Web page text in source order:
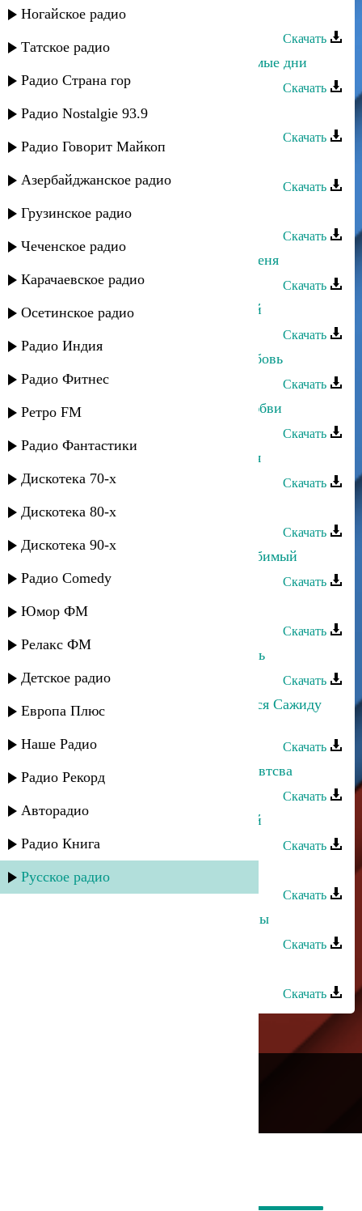
Ногайское радио
Татское радио
Радио Страна гор
Радио Nostalgie 93.9
Радио Говорит Майкоп
Азербайджанское радио
Грузинское радио
Чеченское радио
Карачаевское радио
Осетинское радио
Радио Индия
Радио Фитнес
Ретро FM
Радио Фантастики
Дискотека 70-х
Дискотека 80-х
Дискотека 90-х
Радио Comedy
Юмор ФМ
Релакс ФМ
Детское радио
Европа Плюс
Наше Радио
Радио Рекорд
Авторадио
Радио Книга
Русское радио
Шагалай Магомедова - Жан ясеи
Скачать
Шагалай Магомедова - Незабываемые дни
Скачать
Шагалай Магомедова - Клятва
Скачать
Скачать
Шагалай Магомедова - Арабская
Скачать
Шагалай Магомедова - Вспомни меня
Скачать
Шагалай Магомедова - Отчий край
Скачать
Шагалай Магомедова - Первая любовь
Скачать
Шагалай Магомедова - Песня о любви
Скачать
Шагалай Магомедова - Не для тебя
Скачать
Шагалай Магомедова - Только ты
Скачать
Шагалай Магомедова - Скажи, любимый
Скачать
Шагалай Магомедова - Мавлид
Скачать
Тавус Магомедова - Не могу забыть
Скачать
Эльмира Магомедова - Посвящается Сажиду
Сажидову
Скачать
Патимат Магомедова - Забытые чувтсва
Скачать
Тавус Магомедова - Единственный
Скачать
Скачать
Тавус Магомедова - Мы неразлучны
Скачать
Скачать